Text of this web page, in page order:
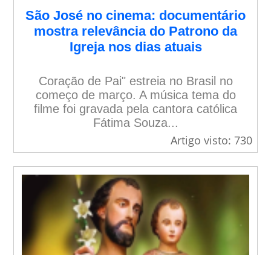
São José no cinema: documentário
mostra relevância do Patrono da
Igreja nos dias atuais
Coração de Pai" estreia no Brasil no
começo de março. A música tema do
filme foi gravada pela cantora católica
Fátima Souza...
Artigo visto: 730